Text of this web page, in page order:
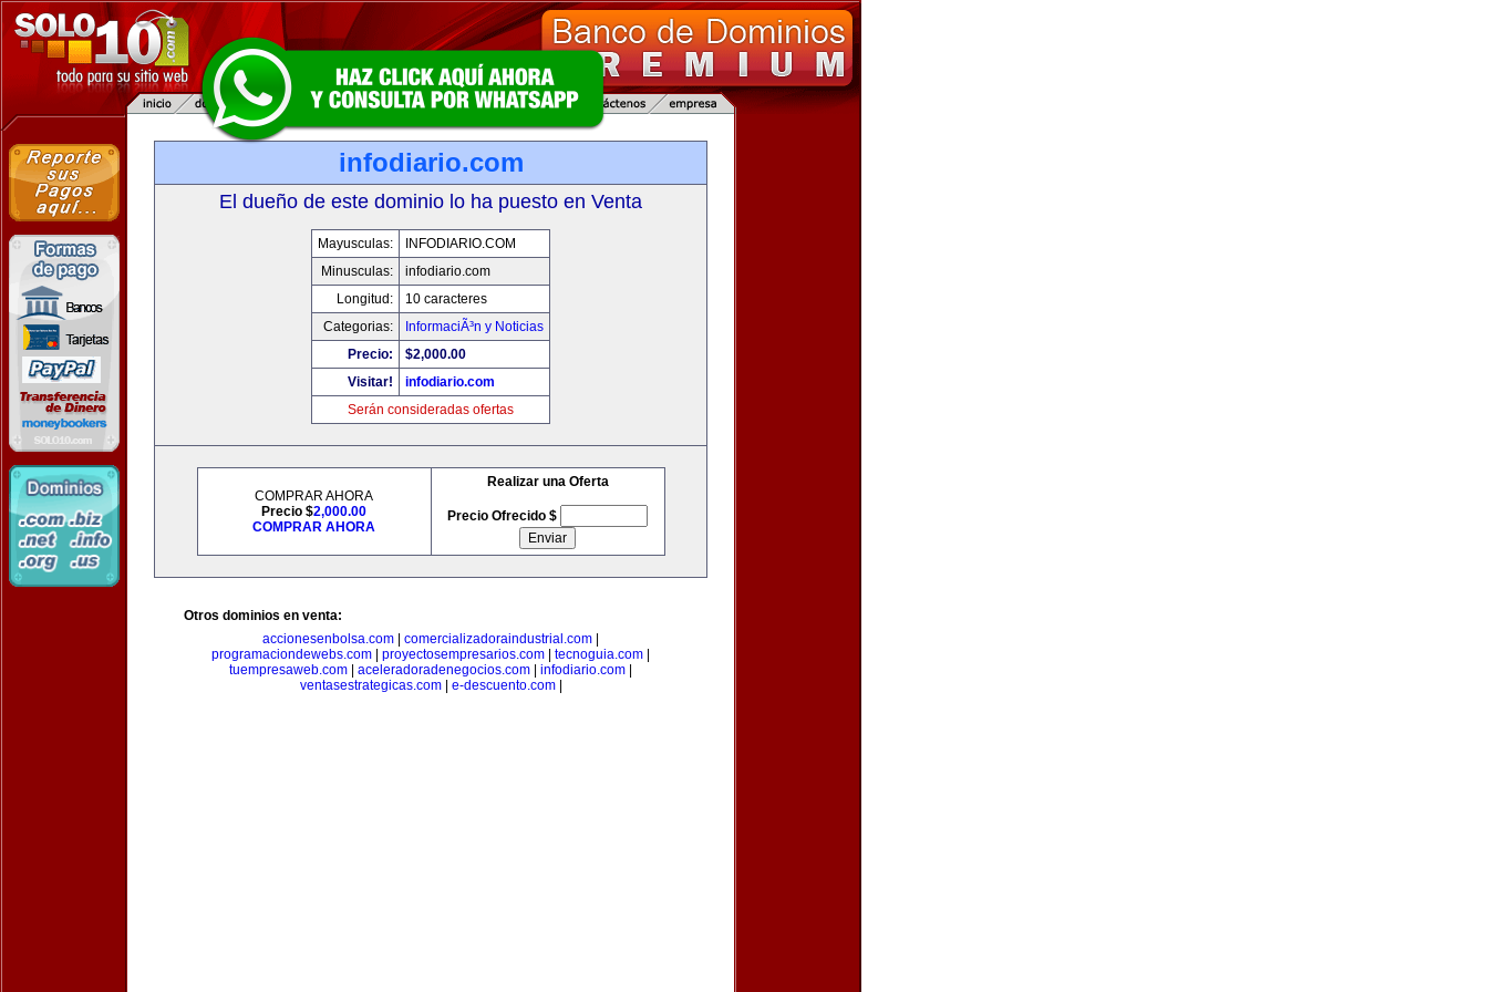
infodiario.com
El dueño de este dominio lo ha puesto en Venta
Mayusculas:
INFODIARIO.COM
Minusculas:
infodiario.com
Longitud:
10 caracteres
Categorias:
InformaciÃ³n y Noticias
Precio:
$2,000.00
Visitar!
infodiario.com
Serán consideradas ofertas
COMPRAR AHORA
Precio $2,000.00
COMPRAR AHORA
Realizar una Oferta
Precio Ofrecido $
Otros dominios en venta:
accionesenbolsa.com
comercializadoraindustrial.com
programaciondewebs.com
proyectosempresarios.com tecnoguia.com
tuempresaweb.com
aceleradoradenegocios.com infodiario.com
ventasestrategicas.com| e-descuento.com|